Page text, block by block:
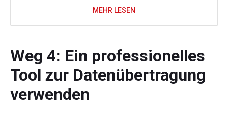
MEHR LESEN
Weg 4: Ein professionelles
Tool zur Datenübertragung
verwenden